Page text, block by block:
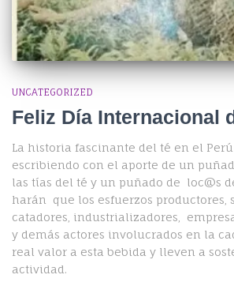
UNCATEGORIZED
Feliz Día Internacional
La historia fascinante del té en el Perú
escribiendo con el aporte de un
las tías del té y un puñado de loc@s
harán que los esfuerzos productores,
catadores, industrializadores,
y demás actores involucrados en la
real valor a esta bebida y lleven a
actividad.